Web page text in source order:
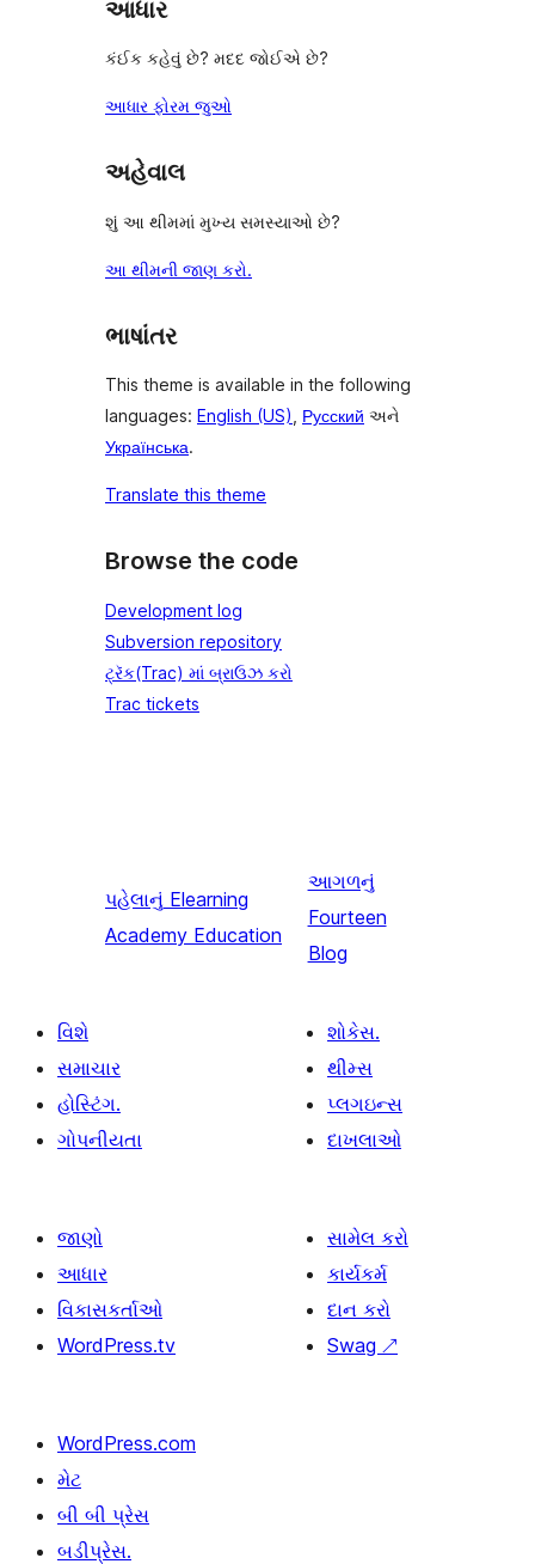
આધાર
કંઈક કહેવું છે? મદદ જોઈએ છે?
આધાર ફોરમ જુઓ
અહેવાલ
શું આ થીમમાં મુખ્ય સમસ્યાઓ છે?
આ થીમની જાણ કરો.
ભાષાંતર
This theme is available in the following
languages: English (US), Русский અને
Українська.
Translate this theme
Browse the code
Development log
Subversion repository
ટ્રૅક(Trac) માં બ્રાઉઝ કરો
Trac tickets
પહેલાનું Elearning
Academy Education
આગળનું
Fourteen
Blog
વિશે
સમાચાર
હોસ્ટિંગ.
ગોપનીયતા
શોકેસ.
થીમ્સ
પ્લગઇન્સ
દાખલાઓ
જાણો
આધાર
વિકાસકર્તાઓ
WordPress.tv
સામેલ કરો
કાર્યકર્મ
દાન કરો
Swag ↗
WordPress.com
મેટ
બી બી પ્રેસ
બડીપ્રેસ.